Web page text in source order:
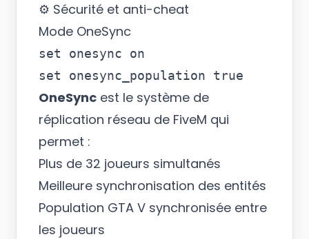
⚙️ Sécurité et anti-cheat
Mode OneSync
set onesync on
OneSync est le système de
réplication réseau de FiveM qui
permet :
Plus de 32 joueurs simultanés
Meilleure synchronisation des entités
Population GTA V synchronisée entre
les joueurs